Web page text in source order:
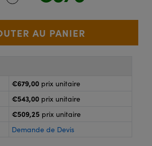
Directe
€679,00 prix unitaire
€543,00 prix unitaire
€509,25 prix unitaire
Demande de Devis